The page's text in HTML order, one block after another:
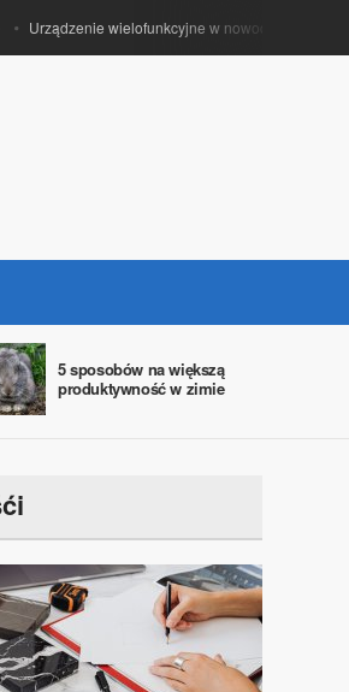
Urządzenie wielofunkcyjne w nowoczesnym biurze
5 sposobów na większą
produktywność w zimie